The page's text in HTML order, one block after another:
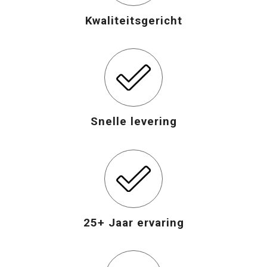
Opvouwbare tassen
Waterbestendige tassen
Katoenen draagtassen
Kwaliteitsgericht
Snelle levering
25+ Jaar ervaring